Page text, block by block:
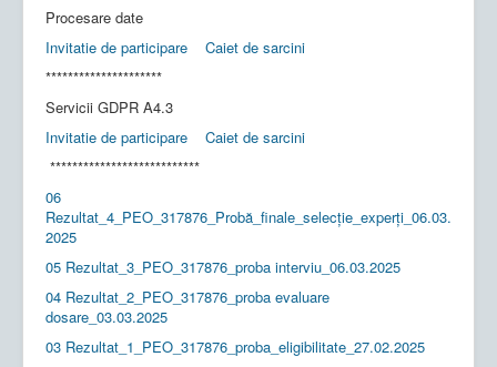
Procesare date
Invitatie de participare
Caiet de sarcini
*********************
Servicii GDPR A4.3
Invitatie de participare
Caiet de sarcini
***************************
06
Rezultat_4_PEO_317876_Probă_finale_selecție_experți_06.03.
2025
05 Rezultat_3_PEO_317876_proba interviu_06.03.2025
04 Rezultat_2_PEO_317876_proba evaluare
dosare_03.03.2025
03 Rezultat_1_PEO_317876_proba_eligibilitate_27.02.2025